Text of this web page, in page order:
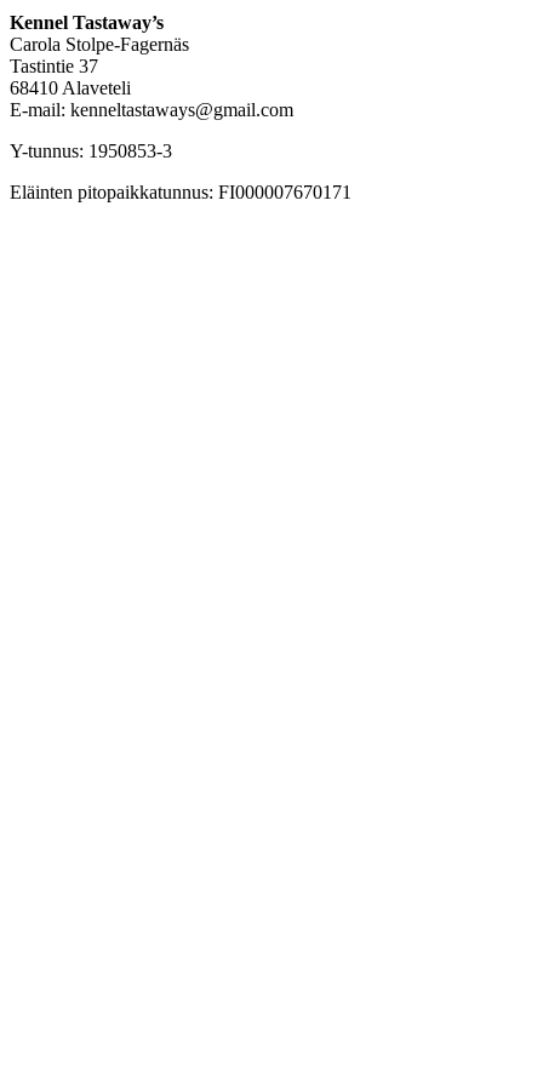
Kennel Tastaway’s
Carola Stolpe-Fagernäs
Tastintie 37
68410 Alaveteli
E-mail: kenneltastaways@gmail.com
Y-tunnus: 1950853-3
Eläinten pitopaikkatunnus: FI000007670171